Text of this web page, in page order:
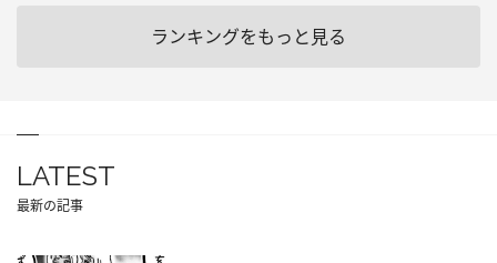
ランキングをもっと見る
LATEST
最新の記事